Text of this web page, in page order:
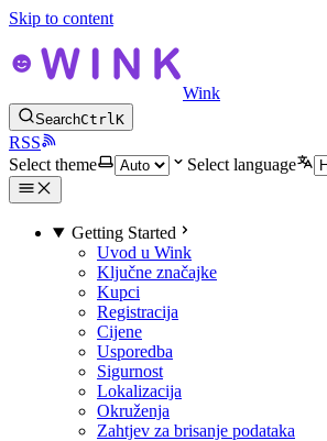
Skip to content
Wink
SearchCtrlK
RSS
Select theme
Select language
Getting Started
Uvod u Wink
Ključne značajke
Kupci
Registracija
Cijene
Usporedba
Sigurnost
Lokalizacija
Okruženja
Zahtjev za brisanje podataka